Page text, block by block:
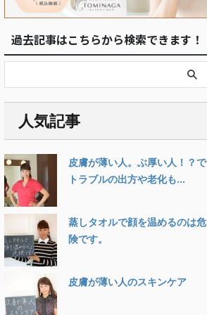
過去記事はこちらから検索できます！
人気記事
皮膚が薄い人。ぶ厚い人！？で
トラブルの出方や老化も...
蒸しタオルで顔を温めるのは危
険です。
皮膚が薄い人のスキンケア